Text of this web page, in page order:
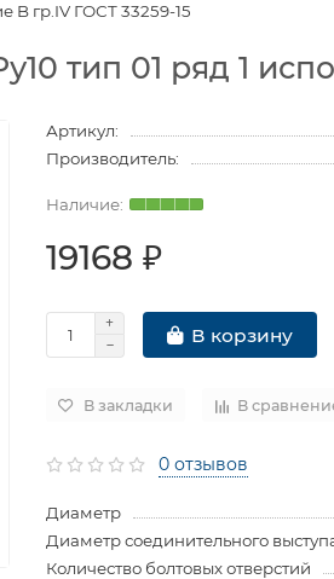
B гр.IV ГОСТ 33259-15
тип 01 ряд 1
Артикул:
Производитель:
19168 ₽
В корзину
В закладки В
0 отзывов
Диаметр
Диаметр соединительного
Количество болтовых отверстий